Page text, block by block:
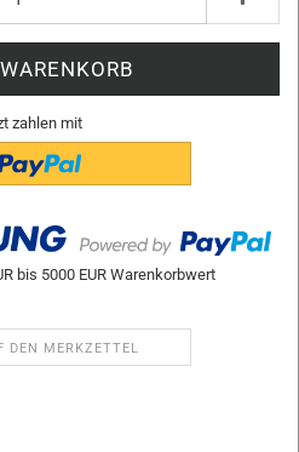
zahlen mit
bis 5000 EUR Warenkorbwert
DEN MERKZETTEL